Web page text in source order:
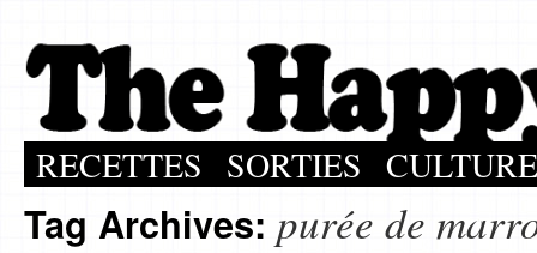
RECETTES SORTIES CULTURE
Tag Archives: purée de